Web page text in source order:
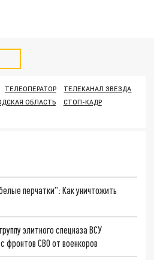
ТЕЛЕОПЕРАТОР
ТЕЛЕКАНАЛ ЗВЕЗДА
ОБЛАСТЬ
СТОП-КАДР
перчатки": Как уничтожить
элитного спецназа ВСУ
фронтов СВО от военкоров